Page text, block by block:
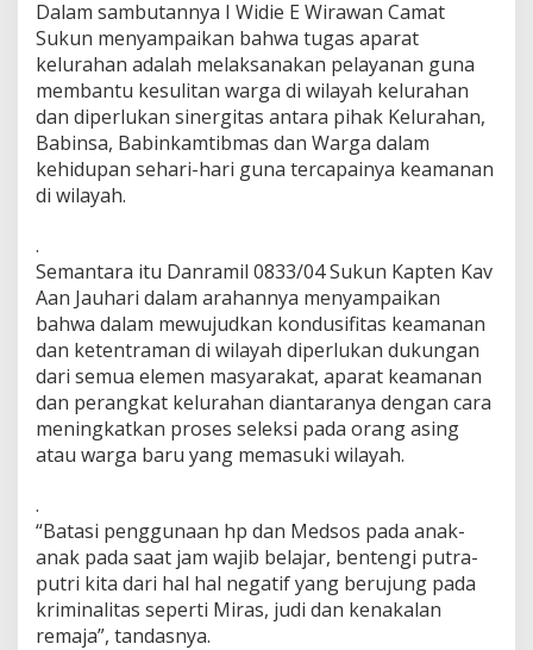
Dalam sambutannya I Widie E Wirawan Camat
Sukun menyampaikan bahwa tugas aparat
kelurahan adalah melaksanakan pelayanan guna
membantu kesulitan warga di wilayah kelurahan
dan diperlukan sinergitas antara pihak Kelurahan,
Babinsa, Babinkamtibmas dan Warga dalam
kehidupan sehari-hari guna tercapainya keamanan
di wilayah.
.
Semantara itu Danramil 0833/04 Sukun Kapten Kav
Aan Jauhari dalam arahannya menyampaikan
bahwa dalam mewujudkan kondusifitas keamanan
dan ketentraman di wilayah diperlukan dukungan
dari semua elemen masyarakat, aparat keamanan
dan perangkat kelurahan diantaranya dengan cara
meningkatkan proses seleksi pada orang asing
atau warga baru yang memasuki wilayah.
.
“Batasi penggunaan hp dan Medsos pada anak-
anak pada saat jam wajib belajar, bentengi putra-
putri kita dari hal hal negatif yang berujung pada
kriminalitas seperti Miras, judi dan kenakalan
remaja”, tandasnya.